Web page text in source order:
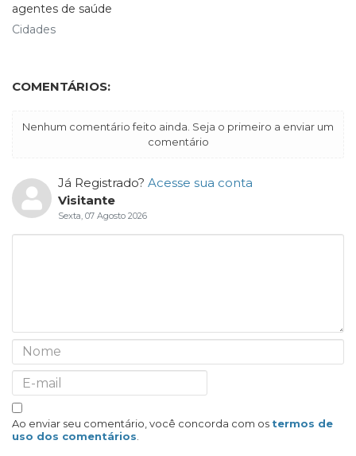
agentes de saúde
Cidades
COMENTÁRIOS:
Nenhum comentário feito ainda. Seja o primeiro a enviar um
comentário
Já Registrado? Acesse sua conta
Visitante
Sexta, 07 Agosto 2026
Ao enviar seu comentário, você concorda com os termos de
uso dos comentários